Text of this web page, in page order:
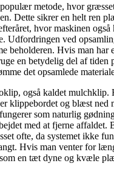
metode, hvor
Dette sikrer en helt ren
hvor maskinen også
Udfordringen ved
beholderen. Hvis man har
en betydelig del af tiden
det opsamlede
også kaldet mulchklip.
klippebordet og blæst ned
som naturlig
med at fjerne
ofte, da systemet ikke
Hvis man venter for
en tæt dyne og kvæle